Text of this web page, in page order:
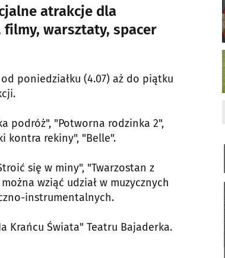
atrakcje dla
filmy, warsztaty, spacer
poniedziałku (4.07) aż do piątku
podróż", "Potworna rodzinka 2",
kontra rekiny", "Belle".
się w miny", "Twarzostan z
wziąć udział w muzycznych
instrumentalnych.
Krańcu Świata" Teatru Bajaderka.